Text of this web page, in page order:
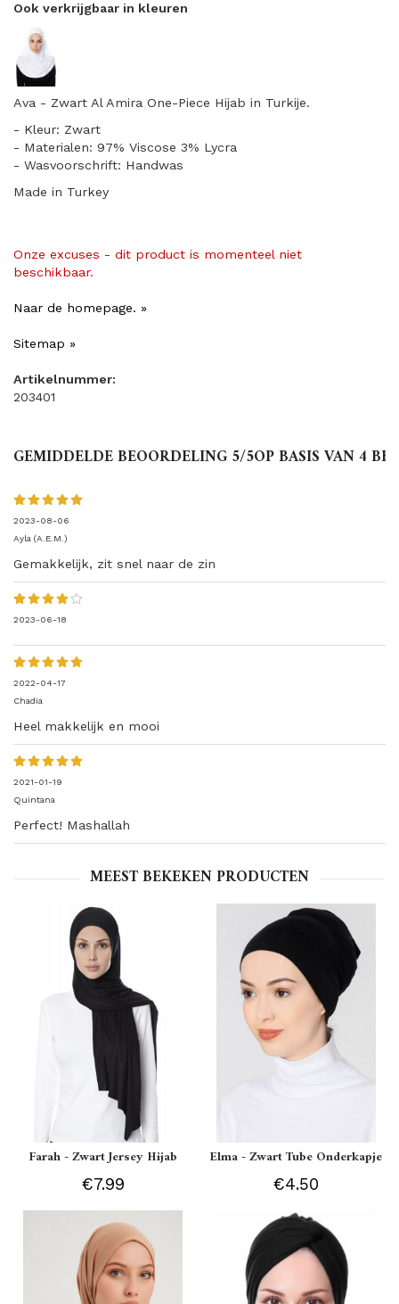
Ook verkrijgbaar in kleuren
Ava - Zwart Al Amira One-Piece Hijab in Turkije.
- Kleur: Zwart
- Materialen: 97% Viscose 3% Lycra
- Wasvoorschrift: Handwas
Made in Turkey
Onze excuses - dit product is momenteel niet
beschikbaar.
Naar de homepage. »
Sitemap »
Artikelnummer:
203401
GEMIDDELDE BEOORDELING 5/5OP BASIS VAN4
2023-08-06
Ayla (A.E.M.)
Gemakkelijk, zit snel naar de zin
2023-06-18
2022-04-17
Chadia
Heel makkelijk en mooi
2021-01-19
Quintana
Perfect! Mashallah
MEEST BEKEKEN PRODUCTEN
Farah - Zwart Jersey Hijab
€7.99
Elma - Zwart Tube Onderkapje
€4.50